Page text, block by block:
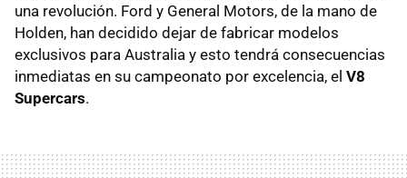
una revolución. Ford y General Motors, de la mano de
Holden, han decidido dejar de fabricar modelos
exclusivos para Australia y esto tendrá consecuencias
inmediatas en su campeonato por excelencia, el V8
Supercars.